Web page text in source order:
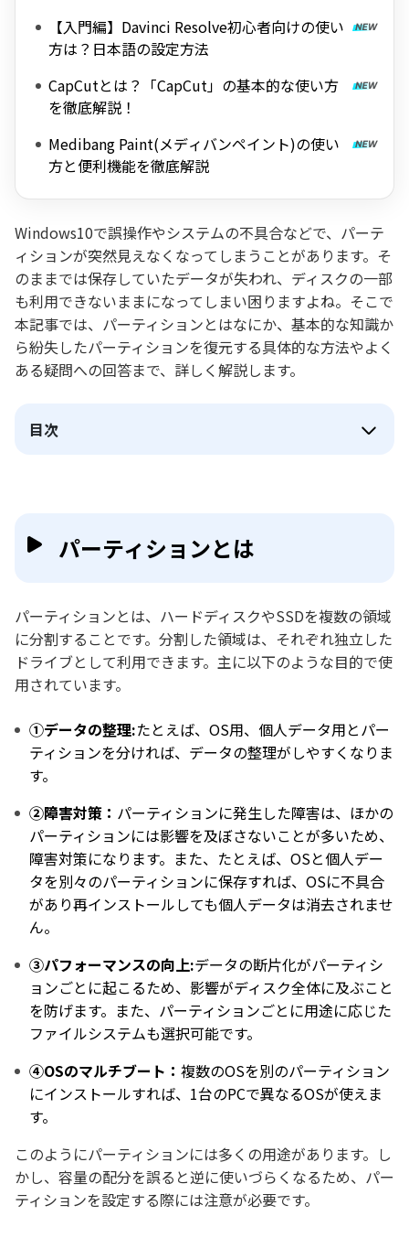
【入門編】Davinci Resolve初心者向けの使い
方は？日本語の設定方法
CapCutとは？「CapCut」の基本的な使い方
を徹底解説！
Medibang Paint(メディバンペイント)の使い
方と便利機能を徹底解説
Windows10で誤操作やシステムの不具合などで、パーテ
ィションが突然見えなくなってしまうことがあります。そ
のままでは保存していたデータが失われ、ディスクの一部
も利用できないままになってしまい困りますよね。そこで
本記事では、パーティションとはなにか、基本的な知識か
ら紛失したパーティションを復元する具体的な方法やよく
ある疑問への回答まで、詳しく解説します。
目次
パーティションとは
パーティションとは、ハードディスクやSSDを複数の領域
に分割することです。分割した領域は、それぞれ独立した
ドライブとして利用できます。主に以下のような目的で使
用されています。
①データの整理:たとえば、OS用、個人データ用とパー
ティションを分ければ、データの整理がしやすくなりま
す。
②障害対策： パーティションに発生した障害は、ほかの
パーティションには影響を及ぼさないことが多いため、
障害対策になります。また、たとえば、OSと個人デー
タを別々のパーティションに保存すれば、OSに不具合
があり再インストールしても個人データは消去されませ
ん。
③パフォーマンスの向上:データの断片化がパーティシ
ョンごとに起こるため、影響がディスク全体に及ぶこと
を防げます。また、パーティションごとに用途に応じた
ファイルシステムも選択可能です。
④OSのマルチブート： 複数のOSを別のパーティション
にインストールすれば、1台のPCで異なるOSが使えま
す。
このようにパーティションには多くの用途があります。し
かし、容量の配分を誤ると逆に使いづらくなるため、パー
ティションを設定する際には注意が必要です。